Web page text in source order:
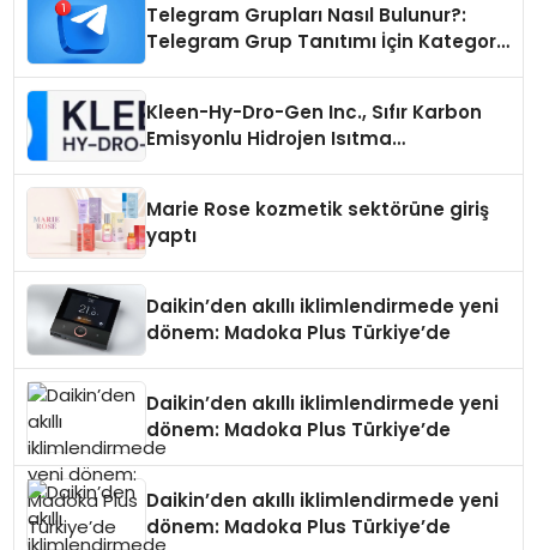
Telegram Grupları Nasıl Bulunur?:
Telegram Grup Tanıtımı İçin Kategori
Kleen-Hy-Dro-Gen Inc., Sıfır Karbon
Emisyonlu Hidrojen Isıtma
Marie Rose kozmetik sektörüne giriş
yaptı
Daikin’den akıllı iklimlendirmede yeni
dönem: Madoka Plus Türkiye’de
Daikin’den akıllı iklimlendirmede yeni
dönem: Madoka Plus Türkiye’de
Daikin’den akıllı iklimlendirmede yeni
dönem: Madoka Plus Türkiye’de